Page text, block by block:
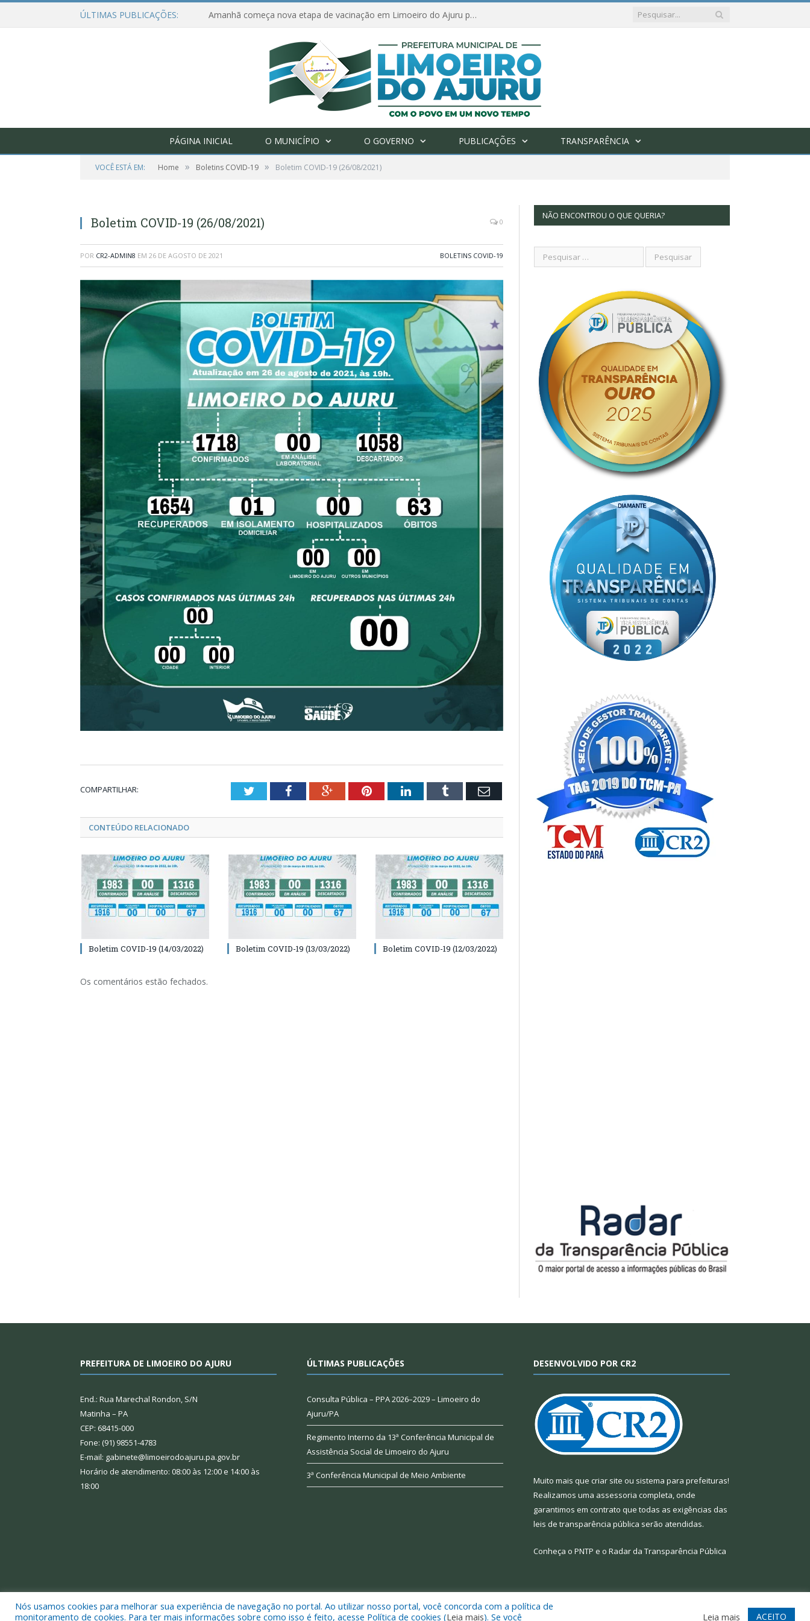
ÚLTIMAS PUBLICAÇÕES: Amanhã começa nova etapa de vacinação em Limoeiro do Ajuru para idosos com 65 ou mais
PÁGINA INICIAL O MUNICÍPIO O GOVERNO PUBLICAÇÕES TRANSPARÊNCIA
VOCÊ ESTÁ EM: Home » Boletins COVID-19 » Boletim COVID-19 (26/08/2021)
Boletim COVID-19 (26/08/2021) 0
POR CR2-ADMIN8 EM 26 DE AGOSTO DE 2021 BOLETINS COVID-19
COMPARTILHAR: TwitterFacebookGoogle+PinterestLinkedInTumblr Email
CONTEÚDO RELACIONADO
Boletim COVID-19 (14/03/2022) Boletim COVID-19 (13/03/2022) Boletim COVID-19 (12/03/2022)
Os comentários estão fechados.
NÃO ENCONTROU O QUE QUERIA?
PREFEITURA DE LIMOEIRO DO AJURU
End.: Rua Marechal Rondon, S/N
Matinha – PA
CEP: 68415-000
Fone: (91) 98551-4783
E-mail: gabinete@limoeirodoajuru.pa.gov.br
Horário de atendimento: 08:00 às 12:00 e 14:00 às
18:00
ÚLTIMAS PUBLICAÇÕES
Consulta Pública – PPA 2026–2029 – Limoeiro do
Ajuru/PA
Regimento Interno da 13ª Conferência Municipal de
Assistência Social de Limoeiro do Ajuru
3ª Conferência Municipal de Meio Ambiente
DESENVOLVIDO POR CR2
Muito mais que criar site ou sistema para prefeituras!
Realizamos uma assessoria completa, onde
garantimos em contrato que todas as exigências das
leis de transparência pública serão atendidas.
Conheça o PNTP e o Radar da Transparência Pública
Todos os direitos reservados a Prefeitura Municipal de Limoeiro do Ajuru. Mapa do Site Acessar Webmail
Nós usamos cookies para melhorar sua experiência de navegação no portal. Ao utilizar nosso portal, você concorda com a política de
monitoramento de cookies. Para ter mais informações sobre como isso é feito, acesse Política de cookies (Leia mais). Se você Leia mais ACEITO